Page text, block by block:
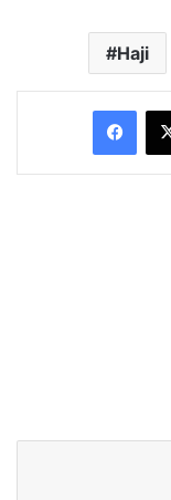
Haji